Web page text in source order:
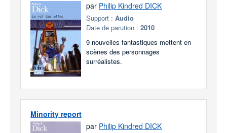
par Philip Kindred DICK
Support : Audio
Date de parution : 2010
9 nouvelles fantastiques mettent en
scènes des personnages
surréalistes.
Minority report
par Philip Kindred DICK